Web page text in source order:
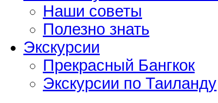
Наши советы
Полезно знать
Экскурсии
Прекрасный Бангкок
Экскурсии по Таиланду